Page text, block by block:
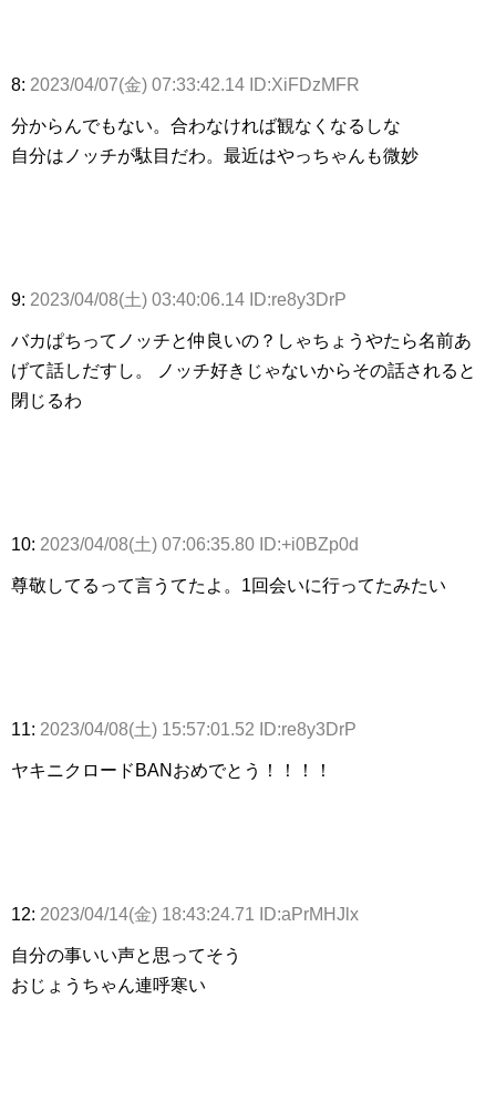
8: 2023/04/07(金) 07:33:42.14 ID:XiFDzMFR
分からんでもない。合わなければ観なくなるしな
自分はノッチが駄目だわ。最近はやっちゃんも微妙
9: 2023/04/08(土) 03:40:06.14 ID:re8y3DrP
バカぱちってノッチと仲良いの？しゃちょうやたら名前あ
げて話しだすし。 ノッチ好きじゃないからその話されると
閉じるわ
10: 2023/04/08(土) 07:06:35.80 ID:+i0BZp0d
尊敬してるって言うてたよ。1回会いに行ってたみたい
11: 2023/04/08(土) 15:57:01.52 ID:re8y3DrP
ヤキニクロードBANおめでとう！！！！
12: 2023/04/14(金) 18:43:24.71 ID:aPrMHJlx
自分の事いい声と思ってそう
おじょうちゃん連呼寒い